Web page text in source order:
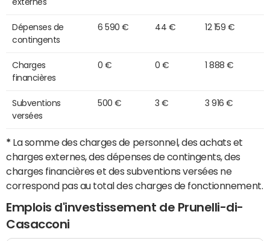
externes
Dépenses de
contingents
6 590 € 44 € 12 159 €
Charges
financières
0 € 0 € 1 888 €
Subventions
versées
500 € 3 € 3 916 €
* La somme des charges de personnel, des achats et
charges externes, des dépenses de contingents, des
charges financières et des subventions versées ne
correspond pas au total des charges de fonctionnement.
Emplois d'investissement de Prunelli-di-
Casacconi